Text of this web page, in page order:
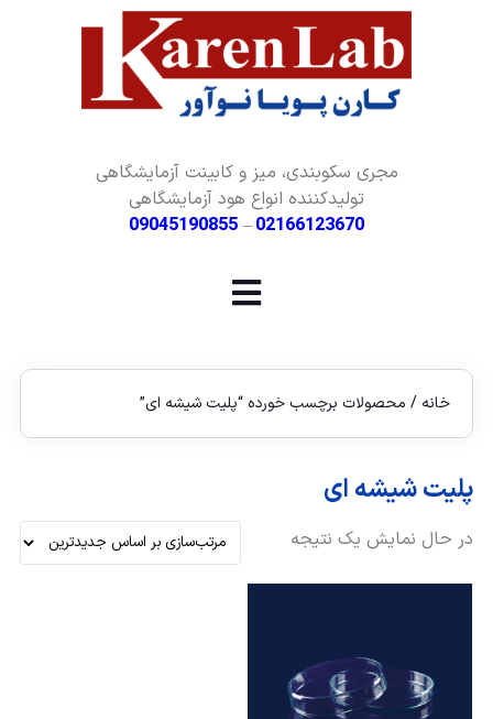
مجری سکوبندی، میز و کابینت آزمایشگاهی
تولیدکننده انواع هود آزمایشگاهی
02166123670
–
09045190855
خانه / محصولات برچسب خورده “پلیت شیشه ای”
پلیت شیشه ای
در حال نمایش یک نتیجه